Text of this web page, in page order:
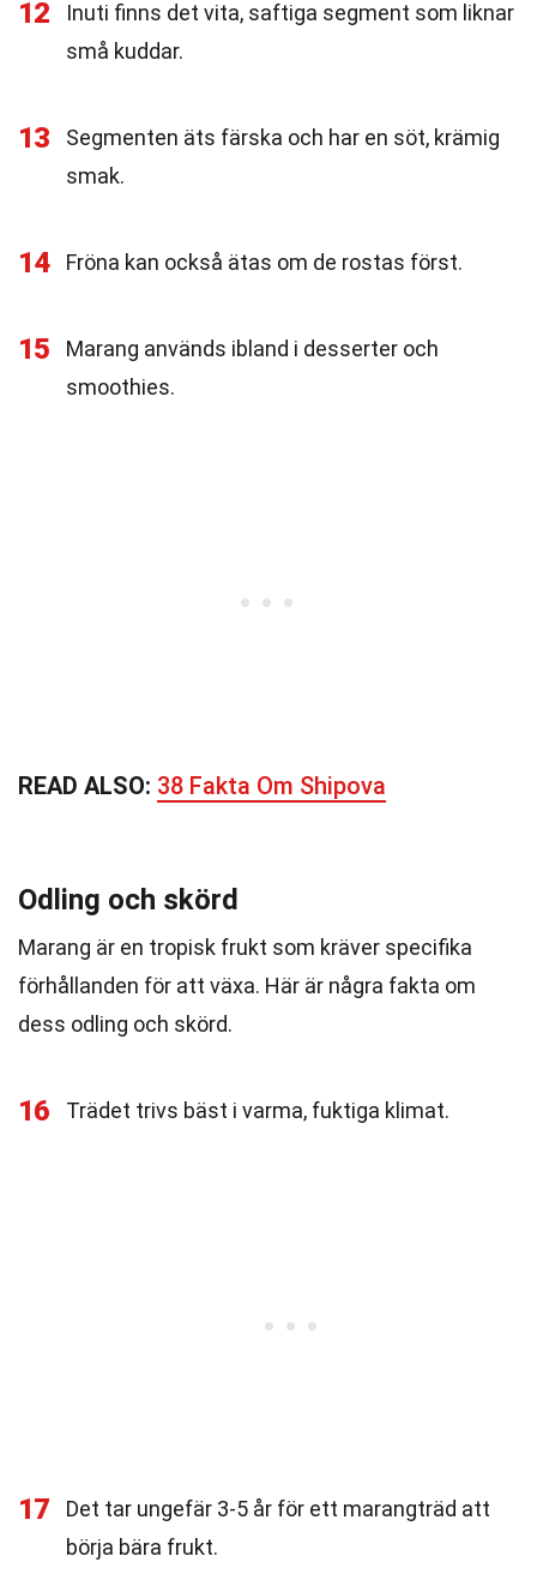
12
Inuti finns det vita, saftiga segment som liknar
små kuddar.
13
Segmenten äts färska och har en söt, krämig
smak.
14 Fröna kan också ätas om de rostas först.
15
Marang används ibland i desserter och
smoothies.
READ ALSO: 38 Fakta Om Shipova
Odling och skörd
Marang är en tropisk frukt som kräver specifika
förhållanden för att växa. Här är några fakta om
dess odling och skörd.
16 Trädet trivs bäst i varma, fuktiga klimat.
17
Det tar ungefär 3-5 år för ett marangträd att
börja bära frukt.